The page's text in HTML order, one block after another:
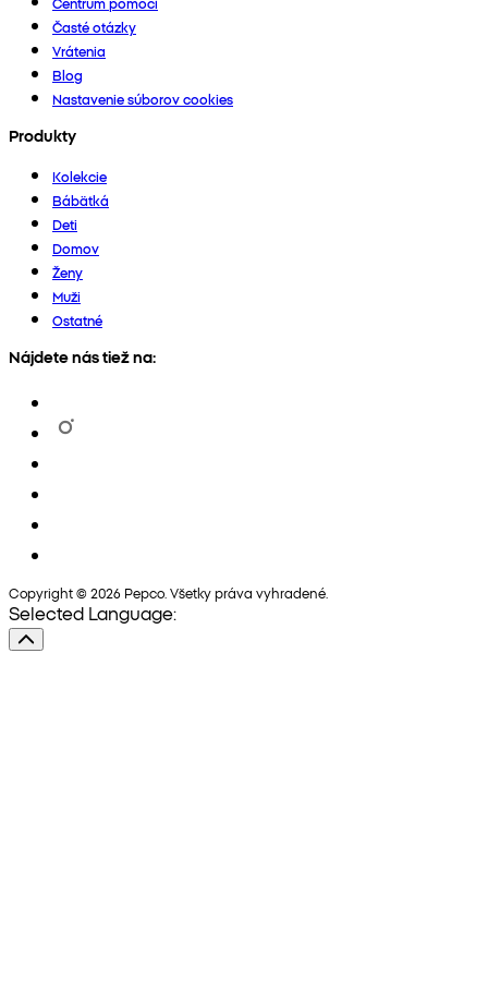
Časté otázky
Vrátenia
Blog
Nastavenie súborov cookies
Produkty
Kolekcie
Bábätká
Deti
Domov
Ženy
Muži
Ostatné
Nájdete nás tiež na:
Copyright © 2026 Pepco. Všetky práva vyhradené.
Selected Language: